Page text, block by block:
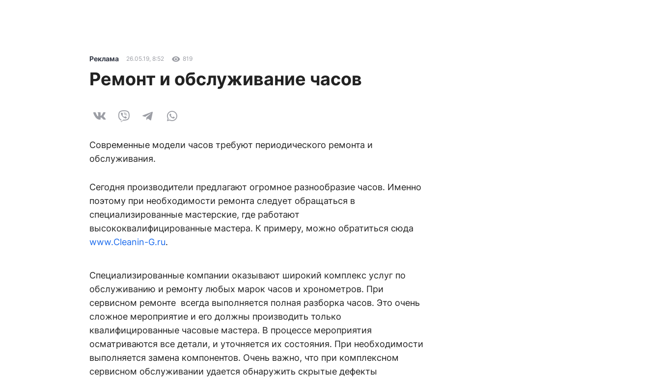
Реклама 26.05.19, 8:52 819
Ремонт и обслуживание часов
Современные модели часов требуют периодического ремонта и
обслуживания.
Сегодня производители предлагают огромное разнообразие часов. Именно
поэтому при необходимости ремонта следует обращаться в
специализированные мастерские, где работают
высококвалифицированные мастера. К примеру, можно обратиться сюда
www.Cleanin-G.ru.
Специализированные компании оказывают широкий комплекс услуг по
обслуживанию и ремонту любых марок часов и хронометров. При
сервисном ремонте всегда выполняется полная разборка часов. Это очень
сложное мероприятие и его должны производить только
квалифицированные часовые мастера. В процессе мероприятия
осматриваются все детали, и уточняется их состояния. При необходимости
выполняется замена компонентов. Очень важно, что при комплексном
сервисном обслуживании удается обнаружить скрытые дефекты